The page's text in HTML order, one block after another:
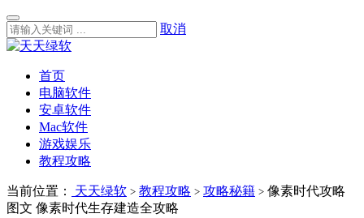
取消
首页
电脑软件
安卓软件
Mac软件
游戏娱乐
教程攻略
当前位置： 天天绿软 > 教程攻略 > 攻略秘籍 > 像素时代攻略
图文 像素时代生存建造全攻略